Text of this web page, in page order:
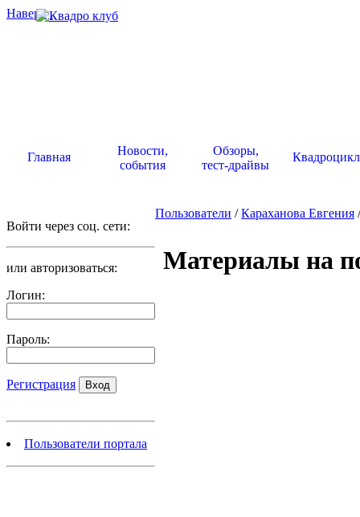
Наверх .
Главная
Новости,
события
Обзоры,
тест-драйвы
Войти через соц. сети:
или авторизоваться:
Логин:
Пароль:
Регистрация
Пользователи портала
Пользователи /Караханова Евгения
Материалы на